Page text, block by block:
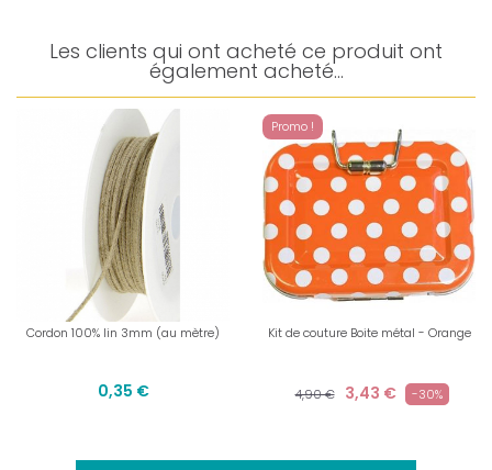
Les clients qui ont acheté ce produit ont
également acheté...
Cordon 100% lin 3mm (au mètre)
0,35 €
Promo !
Kit de couture Boite métal - Orange
4,90 € 3,43 € -30%